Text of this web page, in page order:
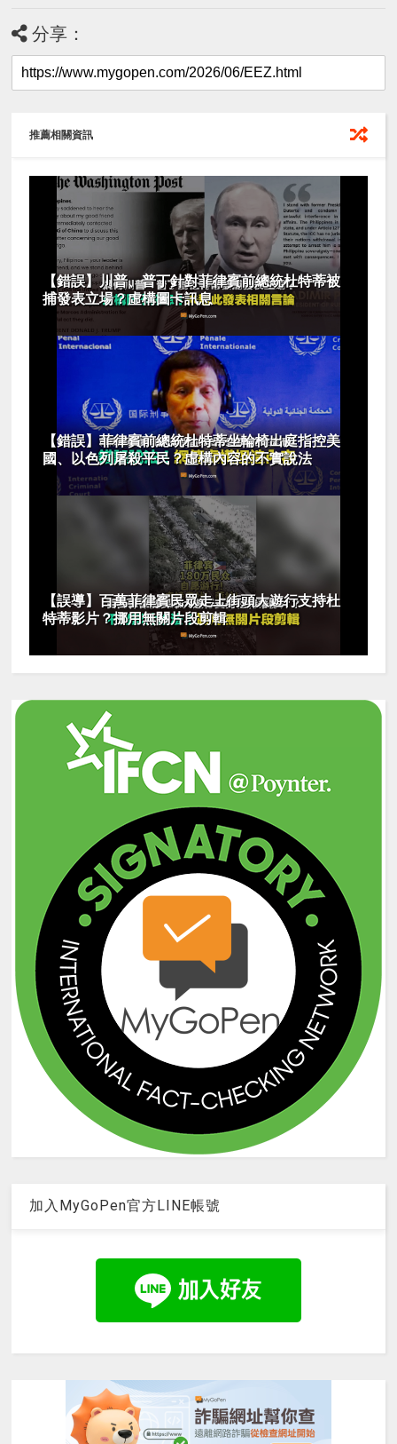
分享：
推薦相關資訊
【錯誤】川普、普丁針對菲律賓前總統杜特蒂被
捕發表立場？虛構圖卡訊息
【錯誤】菲律賓前總統杜特蒂坐輪椅出庭指控美
國、以色列屠殺平民？虛構內容的不實說法
【誤導】百萬菲律賓民眾走上街頭大遊行支持杜
特蒂影片？挪用無關片段剪輯
加入MyGoPen官方LINE帳號